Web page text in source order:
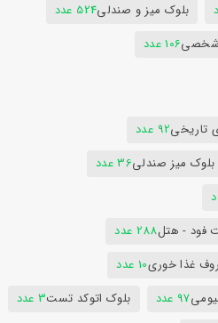
بلوک میز و صندلی524 عدد
شخصی106 عدد
تاریخی92 عدد
بلوک میز صندلی36 عدد
فود - هتل288 عدد
غذا خوری10 عدد
97 عدد بلوک اتوکد تست3 عدد